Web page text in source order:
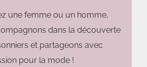
une femme ou un homme,
dans la découverte
et partageons avec
pour la mode !